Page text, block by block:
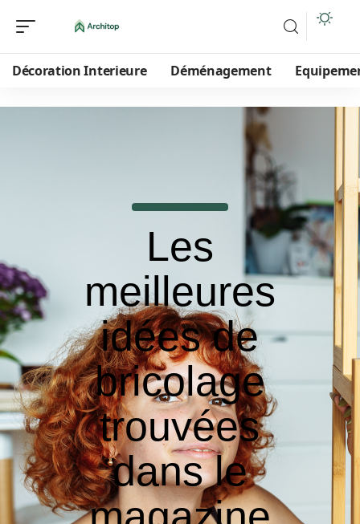
Décoration Interieure Déménagement
Les
meilleures
idées de
bricolage
trouvées
dans le